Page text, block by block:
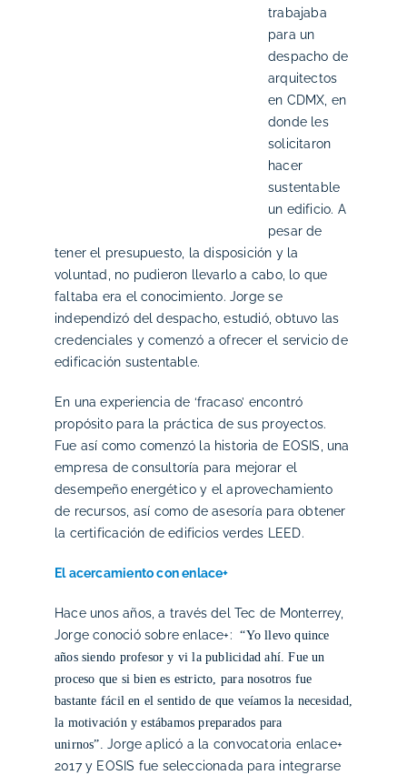
trabajaba
para un
despacho de
arquitectos
en CDMX, en
donde les
solicitaron
hacer
sustentable
un edificio. A
pesar de
tener el presupuesto, la disposición y la
voluntad, no pudieron llevarlo a cabo, lo que
faltaba era el conocimiento. Jorge se
independizó del despacho, estudió, obtuvo las
credenciales y comenzó a ofrecer el servicio de
edificación sustentable.
En una experiencia de ‘fracaso’ encontró
propósito para la práctica de sus proyectos.
Fue así como comenzó la historia de EOSIS, una
empresa de consultoría para mejorar el
desempeño energético y el aprovechamiento
de recursos, así como de asesoría para obtener
la certificación de edificios verdes LEED.
El acercamiento con enlace+
Hace unos años, a través del Tec de Monterrey,
Jorge conoció sobre enlace+:“Yo llevo quince
años siendo profesor y vi la publicidad ahí. Fue un
proceso que si bien es estricto, para nosotros fue
bastante fácil en el sentido de que veíamos la necesidad,
la motivación y estábamos preparados para
unirnos”.Jorge aplicó a la convocatoria enlace+
2017 y EOSIS fue seleccionada para integrarse